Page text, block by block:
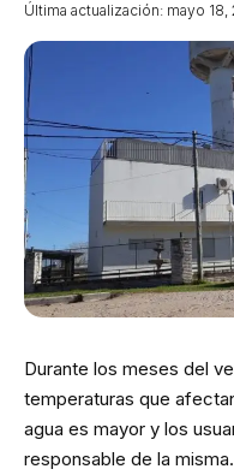
Última actualización: mayo 18,
Durante los meses del
temperaturas que
agua es mayor y los
responsable de la